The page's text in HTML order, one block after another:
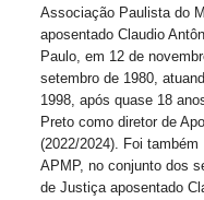
Associação Paulista do
aposentado Claudio
Paulo, em 12 de
setembro de 1980,
1998, após quase 18
Preto como diretor de
(2022/2024). Foi
APMP, no conjunto dos
de Justiça aposentado